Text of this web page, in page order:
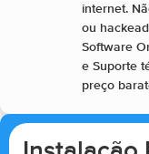
internet.
ou
Software
e Suporte
preço